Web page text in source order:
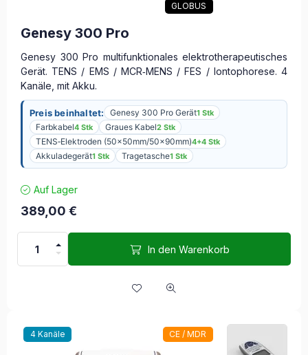
GLOBUS
Genesy 300 Pro
Genesy 300 Pro multifunktionales elektrotherapeutisches
Gerät. TENS / EMS / MCR‑MENS / FES / Iontophorese. 4
Kanäle, mit Akku.
Preis beinhaltet: Genesy 300 Pro Gerät1 Stk
Farbkabel4 Stk Graues Kabel2 Stk
TENS‑Elektroden (50x50mm/50x90mm)4+4 Stk
Akkuladegerät1 Stk Tragetasche1 Stk
Auf Lager
389,00 €
In den Warenkorb
4 Kanäle CE / MDR